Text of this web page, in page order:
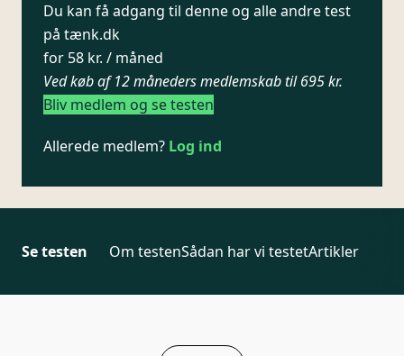
Du kan få adgang til denne og alle andre test
på tænk.dk
for 58 kr. / måned
Ved køb af 12 måneders medlemskab til 695 kr.
Bliv medlem og se testen
Allerede medlem? Log ind
Se testen Om testenSådan har vi testetArtikler